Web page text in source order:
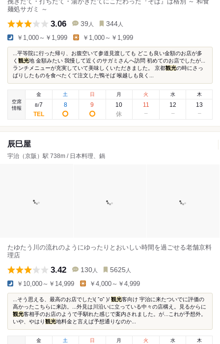
麺処サガミ ～
3.06 39 人 344 人
￥1,000～￥1,999 ￥1,000～￥1,999
...平等院に行った帰り、お腹空いて参道見渡しても どこも良い金額のお店が多
く 観光地 金額みたい 我慢して近くのサガミさんへ訪問 初めてのお店でしたが...
ランチメニューが充実していて美味しくいただきました。 京都観光の時にさっ
ぱりしたものを食べたくて注文した鴨そば 喉越しも良く...
空席
情報
金
8/7
土
8
日
9
月
10
火
11
水
12
木
13
辰巳屋
宇治（京阪）駅 738m / 日本料理、鍋
たゆたう川の流れのようにゆったりとおいしい時間を過ごせる老舗京料
理店
3.42 130 人 5625 人
￥10,000～￥14,999 ￥4,000～￥4,999
...そう思える、最高のお店でした\( ˆoˆ )/ 観光客向け 宇治に来たついでに評価の
高かったこちらに来訪。...外見は川沿いに立っている中々の店構え。見るからに
観光客相手のお店のようで手馴れた感じで案内されました。が...これが予想外。
いや、やはり観光地料金と言えば予想通りなのか...
金
土 日 月 火 水 木